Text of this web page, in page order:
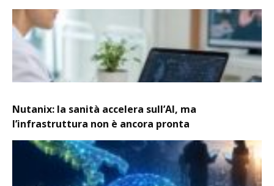
Nutanix: la sanità accelera sull’AI, ma
l’infrastruttura non è ancora pronta